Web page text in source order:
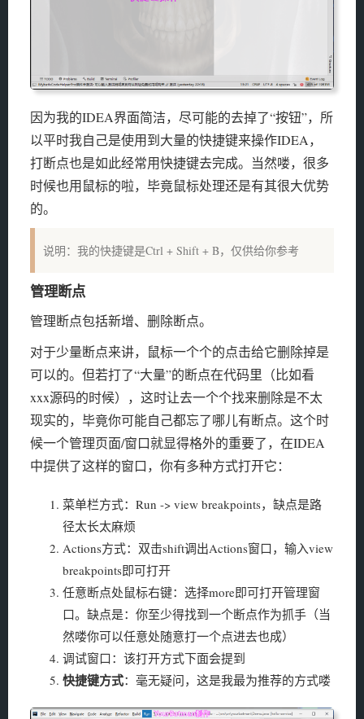
因为我的IDEA界面简洁，尽可能的去掉了“按钮”，所
以平时我自己是使用到大量的快捷键来操作IDEA，
打断点也是如此经常用快捷键去完成。当然喽，很多
时候也用鼠标的啦，毕竟鼠标处理还是有其很大优势
的。
说明：我的快捷键是Ctrl + Shift + B，仅供给你参考
管理断点
管理断点包括新增、删除断点。
对于少量断点来讲，鼠标一个个的点击给它删除掉是
可以的。但若打了“大量”的断点在代码里（比如看
xxx源码的时候），这时让去一个个找来删除是不太
现实的，毕竟你可能自己都忘了哪儿有断点。这个时
候一个管理页面/窗口就显得格外的重要了，在IDEA
中提供了这样的窗口，你有多种方式打开它：
菜单栏方式：Run -> view breakpoints，缺点是路
径太长太麻烦
Actions方式：双击shift调出Actions窗口，输入view
breakpoints即可打开
任意断点处鼠标右键：选择more即可打开管理窗
口。缺点是：你至少得找到一个断点作为抓手（当
然喽你可以任意处随意打一个点进去也成）
调试窗口：该打开方式下面会提到
快捷键方式：毫无疑问，这是我最为推荐的方式喽